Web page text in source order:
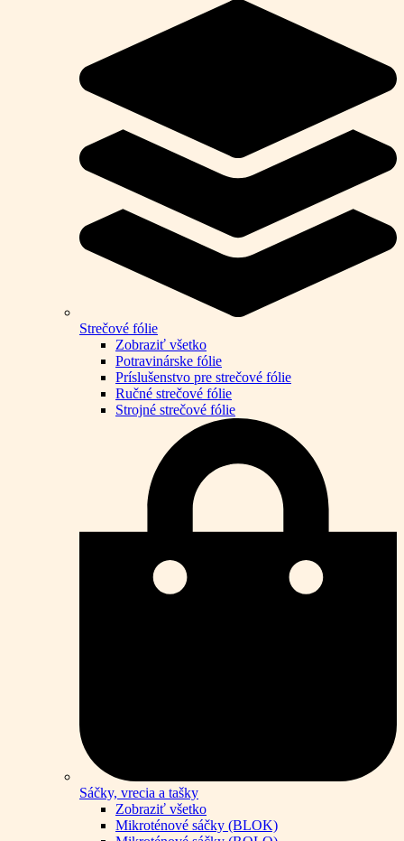
Strečové fólie
Zobraziť všetko
Potravinárske fólie
Príslušenstvo pre strečové fólie
Ručné strečové fólie
Strojné strečové fólie
Sáčky, vrecia a tašky
Zobraziť všetko
Mikroténové sáčky (BLOK)